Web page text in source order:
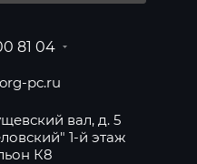
81 04
pc.ru
вал, д. 5
1-й этаж
К8